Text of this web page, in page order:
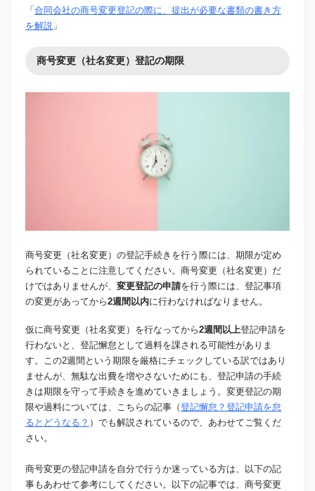
「 合同会社の商号変更登記の際に、提出が必要な書類の書き方
を解説 」
商号変更（社名変更）登記の期限
商号変更（社名変更）の登記手続きを行う際には、期限が定め
られていることに注意してください。商号変更（社名変更）だ
けではありませんが、 変更登記の申請を行う際には、登記事項
の変更があってから2週間以内に行わなければなりません。
仮に商号変更（社名変更）を行なってから2週間以上登記申請を
行わないと、登記懈怠として過料を課される可能性がありま
す。この2週間という期限を厳格にチェックしている訳ではあり
ませんが、無駄な出費を増やさないためにも、登記申請の手続
きは期限を守って手続きを進めていきましょう。変更登記の期
限や過料については、こちらの記事（登記懈怠？登記申請を怠
るとどうなる？ ）でも解説されているので、あわせてご覧くだ
さい。
商号変更の登記申請を自分で行うか迷っている方は、以下の記
事もあわせて参考にしてください。以下の記事では、商号変更